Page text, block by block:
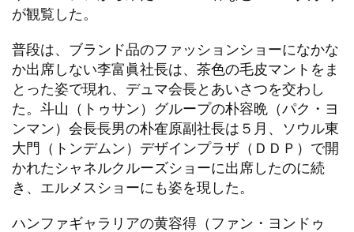
が観覧した。
普段は、ブランド品のファッションショーになかな
か出席しない李富眞社長は、茶色の毛皮マントをま
とった姿で現れ、デュマ会長とあいさつを交わし
た。斗山（トゥサン）グループの朴容晩（パク・ヨ
ンマン）会長長男の朴隺原副社長は５月、ソウル東
大門（トンデムン）デザインプラザ（ＤＤＰ）で開
かれたシャネルクルーズショーに出席したのに続
き、エルメスショーにも姿を現した。
ハンファギャラリアの黄容得（ファン・ヨンドゥ